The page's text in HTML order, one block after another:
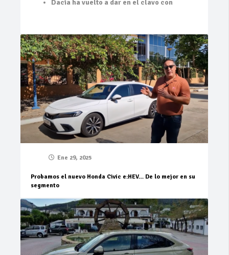
Dacia ha vuelto a dar en el clavo con
Ene 29, 2025
Probamos el nuevo Honda Civic e:HEV… De lo mejor en su
segmento